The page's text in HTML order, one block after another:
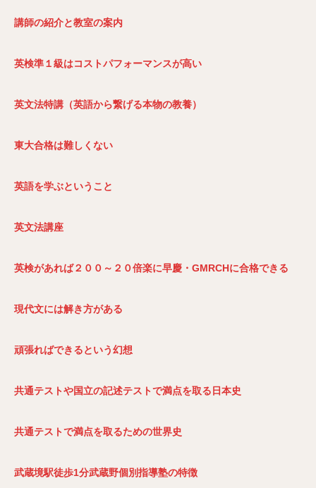
講師の紹介と教室の案内
英検準１級はコストパフォーマンスが高い
英文法特講（英語から繋げる本物の教養）
東大合格は難しくない
英語を学ぶということ
英文法講座
英検があれば２００～２０倍楽に早慶・GMRCHに合格できる
現代文には解き方がある
頑張ればできるという幻想
共通テストや国立の記述テストで満点を取る日本史
共通テストで満点を取るための世界史
武蔵境駅徒歩1分武蔵野個別指導塾の特徴